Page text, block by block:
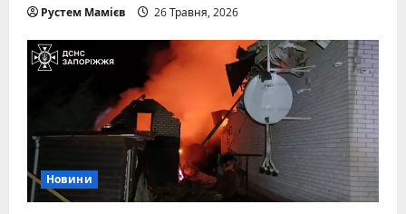
Рустем Мамієв 26 Травня, 2026
Новини